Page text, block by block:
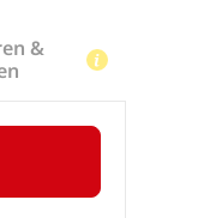
&